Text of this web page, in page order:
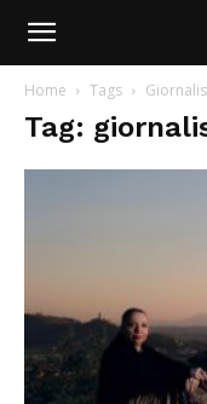
Home Tags
Tag: